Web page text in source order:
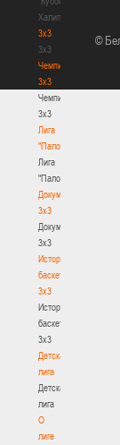
Халипского"
3x3
3x3
Чемпионат
3х3
Чемпионат
3х3
Лига
"Палова"
Лига
"Палова"
Документы
3х3
Документы
3х3
История
баскетбола
3х3
История
баскетбола
3х3
Детская
лига
Детская
лига
О
лиге
©